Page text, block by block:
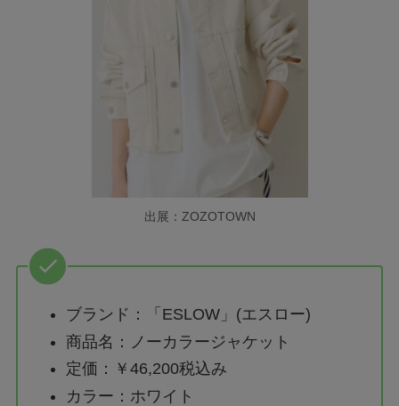
出展：ZOZOTOWN
ブランド：「ESLOW」(エスロー)
商品名：ノーカラージャケット
定価：￥46,200税込み
カラー：ホワイト